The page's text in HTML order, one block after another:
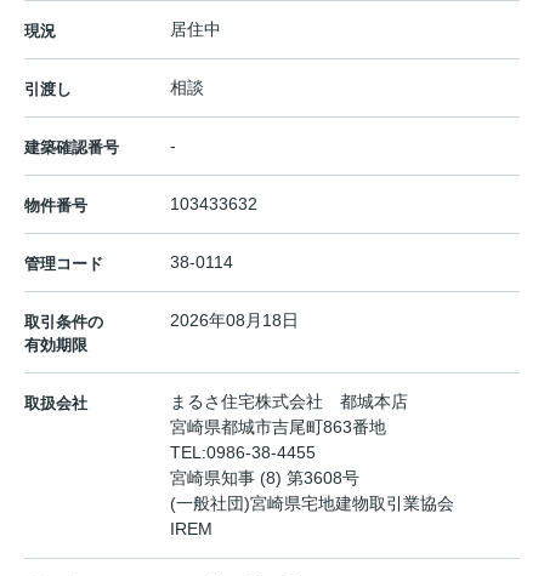
現況 居住中
引渡し 相談
建築確認番号 -
物件番号 103433632
管理コード 38-0114
取引条件の
有効期限
2026年08月18日
取扱会社
まるさ住宅株式会社 都城本店
宮崎県都城市吉尾町863番地
TEL:0986-38-4455
宮崎県知事 (8) 第3608号
(一般社団)宮崎県宅地建物取引業協会
IREM